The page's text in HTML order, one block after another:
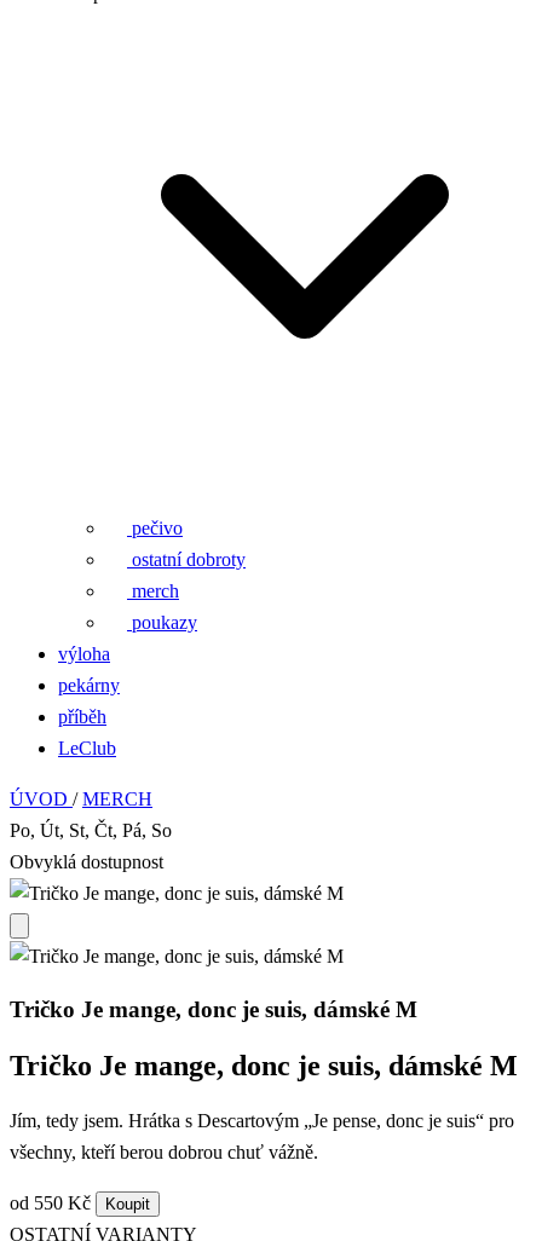
pečivo
ostatní dobroty
merch
poukazy
výloha
pekárny
příběh
LeClub
ÚVOD / MERCH
Po, Út, St, Čt, Pá, So
Obvyklá dostupnost
Tričko Je mange, donc je suis, dámské M
Tričko Je mange, donc je suis, dámské M
Jím, tedy jsem. Hrátka s Descartovým „Je pense, donc je suis“ pro
všechny, kteří berou dobrou chuť vážně.
od 550 Kč Koupit
OSTATNÍ VARIANTY